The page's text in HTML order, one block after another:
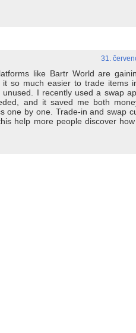
31.
like Bartr World are
it so much easier to trade items
I recently used a swap
and it saved me both
one by one. Trade-in and swap
help more people discover